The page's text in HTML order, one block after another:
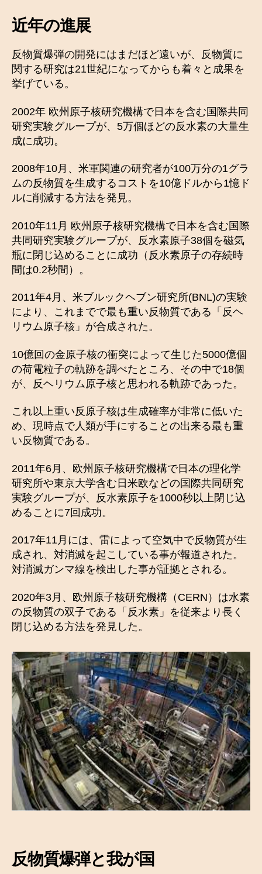
近年の進展
反物質爆弾の開発にはまだほど遠いが、反物質に
関する研究は21世紀になってからも着々と成果を
挙げている。
2002年 欧州原子核研究機構で日本を含む国際共同
研究実験グループが、5万個ほどの反水素の大量生
成に成功。
2008年10月、米軍関連の研究者が100万分の1グラ
ムの反物質を生成するコストを10億ドルから1憶ド
ルに削減する方法を発見。
2010年11月 欧州原子核研究機構で日本を含む国際
共同研究実験グループが、反水素原子38個を磁気
瓶に閉じ込めることに成功（反水素原子の存続時
間は0.2秒間）。
2011年4月、米ブルックヘブン研究所(BNL)の実験
により、これまでで最も重い反物質である「反ヘ
リウム原子核」が合成された。
10億回の金原子核の衝突によって生じた5000億個
の荷電粒子の軌跡を調べたところ、その中で18個
が、反ヘリウム原子核と思われる軌跡であった。
これ以上重い反原子核は生成確率が非常に低いた
め、現時点で人類が手にすることの出来る最も重
い反物質である。
2011年6月、欧州原子核研究機構で日本の理化学
研究所や東京大学含む日米欧などの国際共同研究
実験グループが、反水素原子を1000秒以上閉じ込
めることに7回成功。
2017年11月には、雷によって空気中で反物質が生
成され、対消滅を起こしている事が報道された。
対消滅ガンマ線を検出した事が証拠とされる。
2020年3月、欧州原子核研究機構（CERN）は水素
の反物質の双子である「反水素」を従来より長く
閉じ込める方法を発見した。
反物質爆弾と我が国